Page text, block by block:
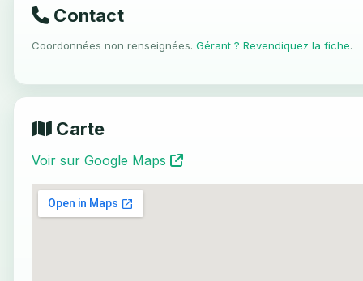
Contact
Coordonnées non renseignées. Gérant ? Revendiquez la fiche.
Carte
Voir sur Google Maps